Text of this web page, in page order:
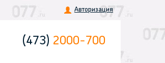
Авторизация
(473) 2000-700